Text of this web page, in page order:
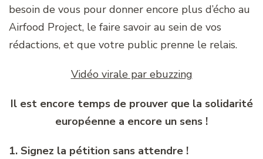
besoin de vous pour donner encore plus d’écho au
Airfood Project, le faire savoir au sein de vos
rédactions, et que votre public prenne le relais.
Vidéo virale par ebuzzing
Il est encore temps de prouver que la solidarité
européenne a encore un sens !
1. Signez la pétition sans attendre !